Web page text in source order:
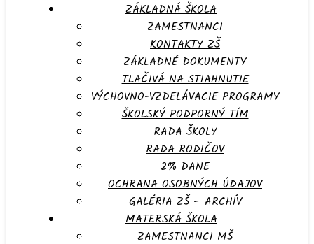
ZÁKLADNÁ ŠKOLA
ZAMESTNANCI
KONTAKTY ZŠ
ZÁKLADNÉ DOKUMENTY
TLAČIVÁ NA STIAHNUTIE
VÝCHOVNO-VZDELÁVACIE PROGRAMY
ŠKOLSKÝ PODPORNÝ TÍM
RADA ŠKOLY
RADA RODIČOV
2% DANE
OCHRANA OSOBNÝCH ÚDAJOV
GALÉRIA ZŠ – ARCHÍV
MATERSKÁ ŠKOLA
ZAMESTNANCI MŠ